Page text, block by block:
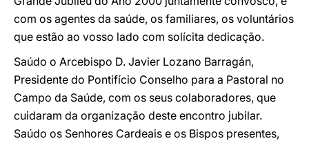
com os agentes da saúde, os familiares, os voluntários
que estão ao vosso lado com solícita dedicação.
Saúdo o Arcebispo D. Javier Lozano Barragán,
Presidente do Pontifício Conselho para a Pastoral no
Campo da Saúde, com os seus colaboradores, que
cuidaram da organização deste encontro jubilar.
Saúdo os Senhores Cardeais e os Bispos presentes,